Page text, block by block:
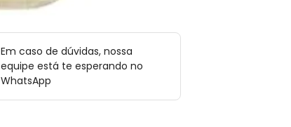
Em caso de dúvidas, nossa
equipe está te esperando no
WhatsApp